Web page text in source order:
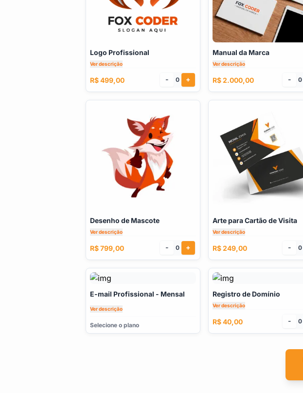
Logo Profissional
Ver descrição
R$ 499,00 - 0 +
Manual da Marca
Ver descrição
R$ 2.000,00 - 0
Desenho de Mascote
Ver descrição
R$ 799,00 - 0 +
Arte para Cartão de Visita
Ver descrição
R$ 249,00 - 0
E-mail Profissional - Mensal
Ver descrição
Selecione o plano
Registro de Domínio
Ver descrição
R$ 40,00 - 0